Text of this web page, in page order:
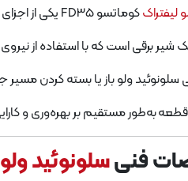
لیفتراککوماتسو FD35 یکی از اجزای کلیدی در سیستم‌های هیدرولیک، سوخت‌رسانی و انتقال قدرت لیفتراک کوماتسو است.
شیر برقی است که با استفاده از
ولو باز یا بسته کردن
به‌طور مستقیم بر بهره‌وری و
فنیسلونوئید ولو